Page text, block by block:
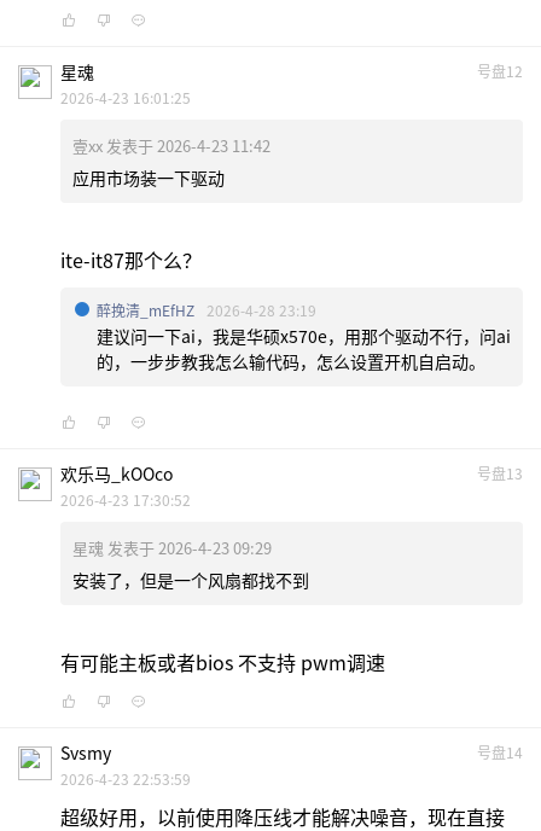
号盘12
星魂
2026-4-23 16:01:25
壹xx 发表于 2026-4-23 11:42
应用市场装一下驱动
ite-it87那个么？
醉挽清_mEfHZ 2026-4-28 23:19
建议问一下ai，我是华硕x570e，用那个驱动不行，问ai
的，一步步教我怎么输代码，怎么设置开机自启动。
号盘13
欢乐马_kOOco
2026-4-23 17:30:52
星魂 发表于 2026-4-23 09:29
安装了，但是一个风扇都找不到
有可能主板或者bios 不支持 pwm调速
号盘14
Svsmy
2026-4-23 22:53:59
超级好用，以前使用降压线才能解决噪音，现在直接